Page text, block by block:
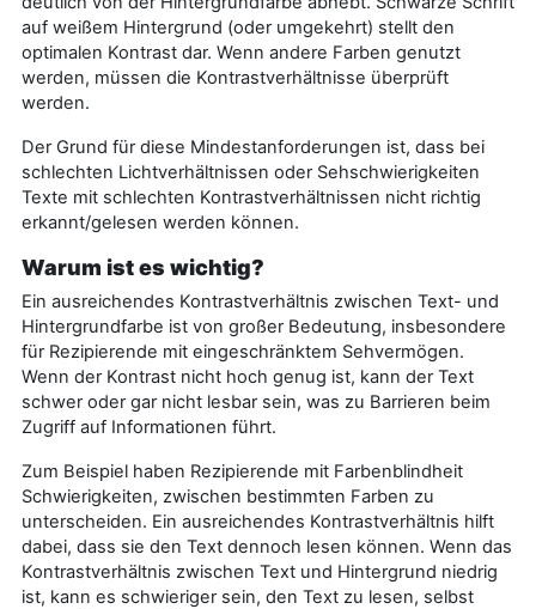
auf weißem Hintergrund (oder umgekehrt) stellt den
optimalen Kontrast dar. Wenn andere Farben genutzt
werden, müssen die Kontrastverhältnisse überprüft
werden.
Der Grund für diese Mindestanforderungen ist, dass bei
schlechten Lichtverhältnissen oder Sehschwierigkeiten
Texte mit schlechten Kontrastverhältnissen nicht richtig
erkannt/gelesen werden können.
Warum ist es wichtig?
Ein ausreichendes Kontrastverhältnis zwischen Text- und
Hintergrundfarbe ist von großer Bedeutung, insbesondere
für Rezipierende mit eingeschränktem Sehvermögen.
Wenn der Kontrast nicht hoch genug ist, kann der Text
schwer oder gar nicht lesbar sein, was zu Barrieren beim
Zugriff auf Informationen führt.
Zum Beispiel haben Rezipierende mit Farbenblindheit
Schwierigkeiten, zwischen bestimmten Farben zu
unterscheiden. Ein ausreichendes Kontrastverhältnis hilft
dabei, dass sie den Text dennoch lesen können. Wenn das
Kontrastverhältnis zwischen Text und Hintergrund niedrig
ist, kann es schwieriger sein, den Text zu lesen, selbst